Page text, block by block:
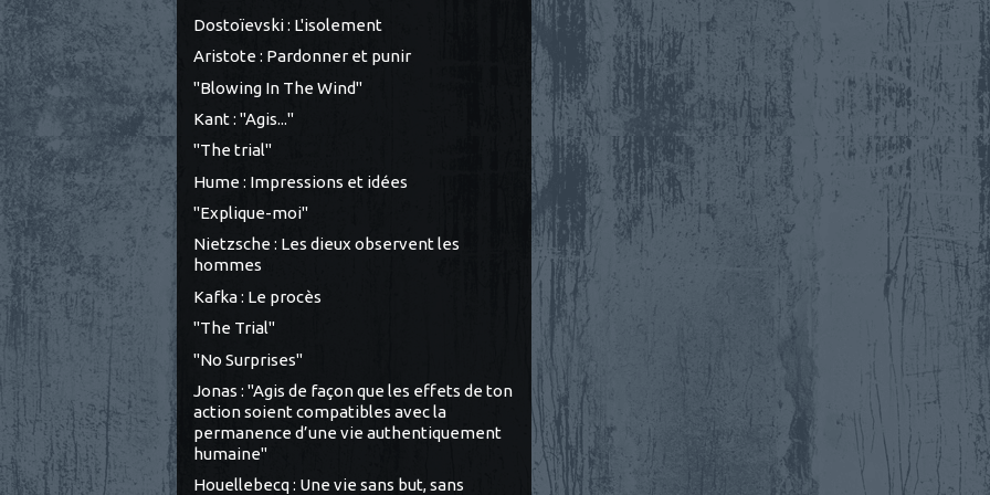
Dostoïevski : L'isolement
Aristote : Pardonner et punir
"Blowing In The Wind"
Kant : "Agis..."
"The trial"
Hume : Impressions et idées
"Explique-moi"
Nietzsche : Les dieux observent les
hommes
Kafka : Le procès
"The Trial"
"No Surprises"
Jonas : "Agis de façon que les effets de ton
action soient compatibles avec la
permanence d’une vie authentiquement
humaine"
Houellebecq : Une vie sans but, sans